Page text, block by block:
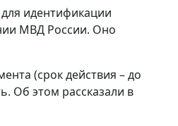
идентификации
МВД России. Оно
(срок действия – до
Об этом рассказали в